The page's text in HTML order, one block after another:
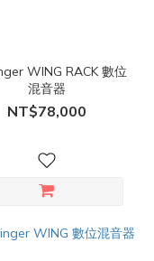
WING RACK 數位
混音器
NT$78,000